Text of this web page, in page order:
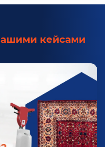
кейсами